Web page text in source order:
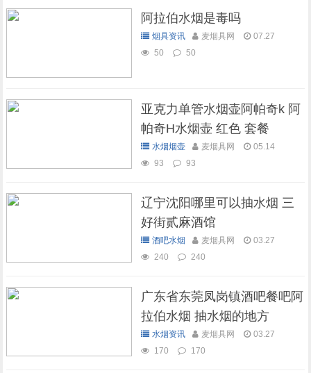
阿拉伯水烟是毒吗
烟具资讯 麦烟具网
07.27
50
50
亚克力单管水烟壶阿帕奇k 阿
帕奇H水烟壶 红色 套餐
水烟烟壶 麦烟具网
05.14
93
93
辽宁沈阳哪里可以抽水烟 三
好街贰麻酒馆
酒吧水烟 麦烟具网
03.27
240
240
广东省东莞凤岗镇酒吧餐吧阿
拉伯水烟 抽水烟的地方
水烟资讯 麦烟具网
03.27
170
170